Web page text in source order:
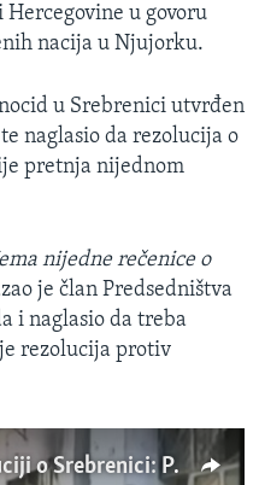
Hercegovine u govoru
nacija u Njujorku.
u Srebrenici utvrđen
naglasio da rezolucija o
pretnja nijednom
nijedne rečenice o
je član Predsedništva
i naglasio da treba
rezolucija protiv
Sagovornici VOA o rezoluciji o Srebrenici: Počinjeni genocid je historijska i pravna činjenica